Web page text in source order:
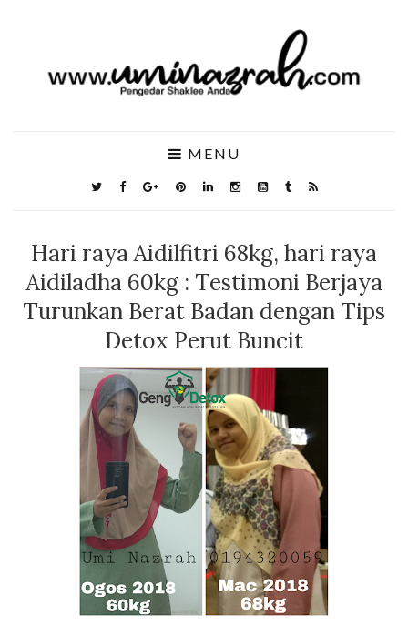
MENU
Hari raya Aidilfitri 68kg, hari raya
Aidiladha 60kg : Testimoni Berjaya
Turunkan Berat Badan dengan Tips
Detox Perut Buncit